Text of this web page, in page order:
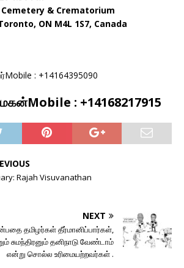
Cemetery & Crematorium
ON M4L 1S7, Canada
: +14164395090
: +14168217915
Rajah Visuvanathan
NEXT
தமிழர்கள் தீர்மானிப்பார்கள்,
சுமந்திரனும் தனிநாடு வேண்டாம்
என்று சொல்ல உரிமையற்றவர்கள் .